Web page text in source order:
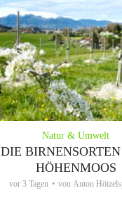
Natur & Umwelt
DIE
HÖHENMOOS
vor 3 Tagen von Anton